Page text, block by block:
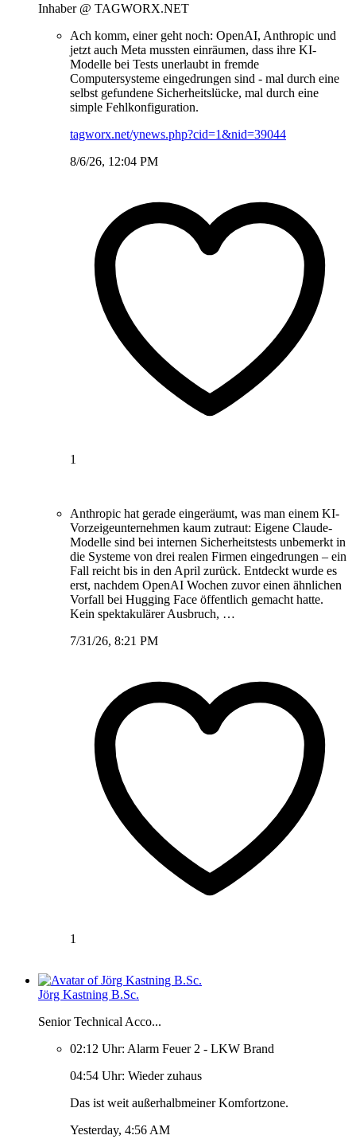
Inhaber @ TAGWORX.NET
Ach komm, einer geht noch: OpenAI, Anthropic und
jetzt auch Meta mussten einräumen, dass ihre KI-
Modelle bei Tests unerlaubt in fremde
Computersysteme eingedrungen sind - mal durch eine
selbst gefundene Sicherheitslücke, mal durch eine
simple Fehlkonfiguration.
tagworx.net/ynews.php?cid=1&nid=39044
8/6/26, 12:04 PM
1
Anthropic hat gerade eingeräumt, was man einem KI-
Vorzeigeunternehmen kaum zutraut: Eigene Claude-
Modelle sind bei internen Sicherheitstests unbemerkt in
die Systeme von drei realen Firmen eingedrungen – ein
Fall reicht bis in den April zurück. Entdeckt wurde es
erst, nachdem OpenAI Wochen zuvor einen ähnlichen
Vorfall bei Hugging Face öffentlich gemacht hatte.
Kein spektakulärer Ausbruch, …
7/31/26, 8:21 PM
1
Jörg Kastning B.Sc.
Senior Technical Acco...
02:12 Uhr: Alarm Feuer 2 - LKW Brand
04:54 Uhr: Wieder zuhaus
Das ist weit außerhalbmeiner Komfortzone.
Yesterday, 4:56 AM